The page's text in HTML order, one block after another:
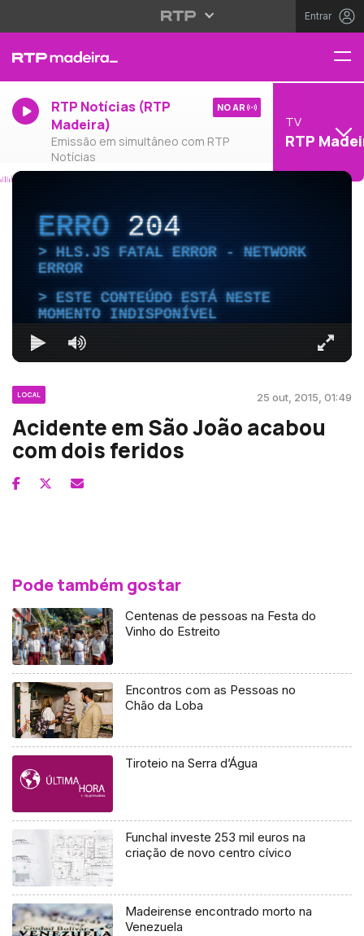
Entrar
RTP Notícias (RTP
Madeira)
Emissão em simultâneo com RTP
Notícias
NO AR
TV
RTP
ERRO204
HLS.JS FATAL ERROR - NETWORK
ERROR
ESTE CONTEÚDO ESTÁ NESTE
MOMENTO INDISPONÍVEL
LOCAL 25 out, 2015, 01:49
Acidente em São João acabou
com dois feridos
Pode também gostar
Centenas de pessoas na Festa do
Vinho do Estreito
Encontros com as Pessoas no
Chão da Loba
Tiroteio na Serra d’Água
Funchal investe 253 mil euros na
criação de novo centro cívico
Madeirense encontrado morto na
Venezuela